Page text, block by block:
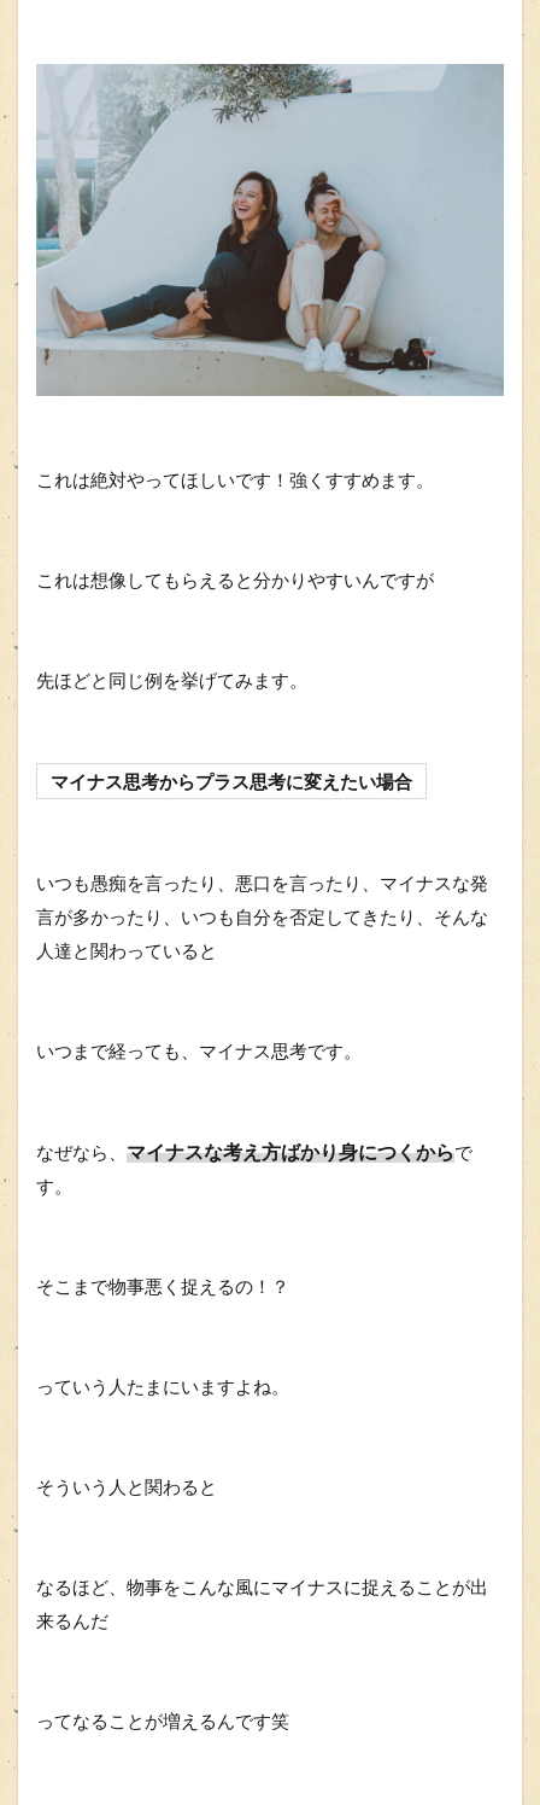
これは絶対やってほしいです！強くすすめます。
これは想像してもらえると分かりやすいんですが
先ほどと同じ例を挙げてみます。
マイナス思考からプラス思考に変えたい場合
いつも愚痴を言ったり、悪口を言ったり、マイナスな発
言が多かったり、いつも自分を否定してきたり、そんな
人達と関わっていると
いつまで経っても、マイナス思考です。
なぜなら、 マイナスな考え方ばかり身につくからで
す。
そこまで物事悪く捉えるの！？
っていう人たまにいますよね。
そういう人と関わると
なるほど、物事をこんな風にマイナスに捉えることが出
来るんだ
ってなることが増えるんです笑